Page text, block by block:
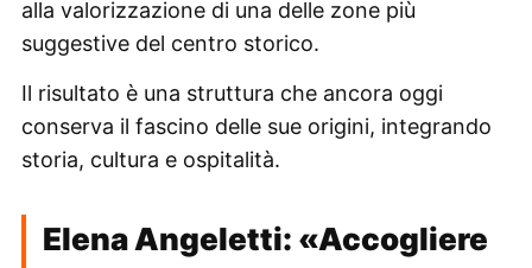
alla valorizzazione di una delle zone più
suggestive del centro storico.
Il risultato è una struttura che ancora oggi
conserva il fascino delle sue origini, integrando
storia, cultura e ospitalità.
Elena Angeletti: «Accogliere